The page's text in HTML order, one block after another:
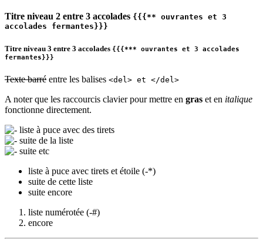
Titre niveau 2 entre 3 accolades {{{** ouvrantes et 3
accolades fermantes}}}
Titre niveau 3 entre 3 accolades {{{*** ouvrantes et 3 accolades
fermantes}}}
Texte barré entre les balises <del> et </del>
A noter que les raccourcis clavier pour mettre en gras et en italique
fonctionne directement.
liste à puce avec des tirets
suite de la liste
suite etc
liste à puce avec tirets et étoile (-*)
suite de cette liste
suite encore
liste numérotée (-#)
encore